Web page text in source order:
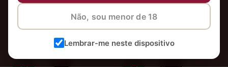
Não, sou menor de 18
Lembrar-me neste dispositivo